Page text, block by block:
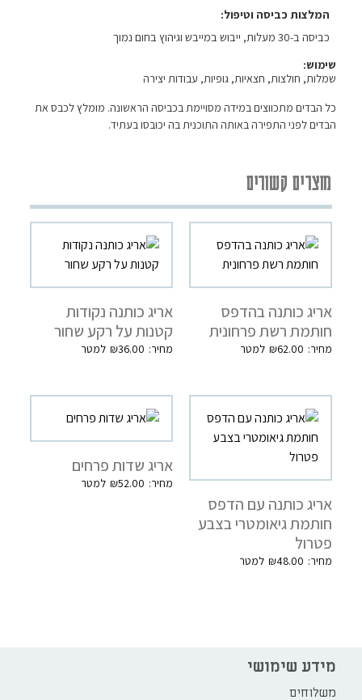
המלצות כביסה וטיפול
כביסה ב-30 מעלות, ייבוש במייבש וגיהוץ בחום נמוך
שימוש:
שמלות, חולצות, חצאיות, גופיות, עבודות יצירה
כל הבדים מתכווצים במידה מסויימת בכביסה הראשונה. מומלץ לכבס את
הבדים לפני התפירה באותה התוכנית בה יכובסו בעתיד.
מוצרים קשורים
אריג כותנה בהדפס
חותמת רשת פרחונית
₪62.00
אריג כותנה נקודות
קטנות על רקע שחור
₪36.00
אריג כותנה עם הדפס
חותמת גיאומטרי בצבע
פטרול
₪48.00
אריג שדות פרחים
₪52.00
מידע שימושי
משלוחים